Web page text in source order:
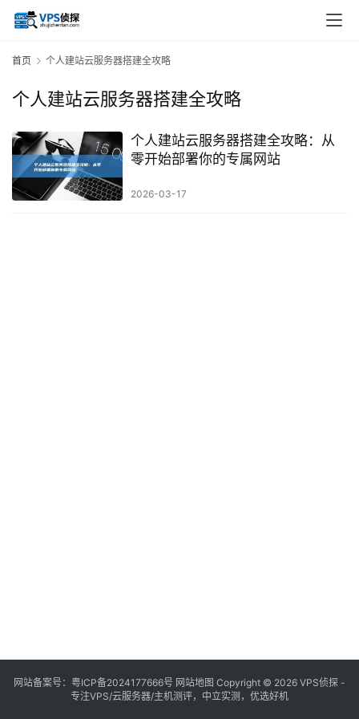
首页 个人建站云服务器搭建全攻略
个人建站云服务器搭建全攻略
个人建站云服务器搭建全攻略：从
零开始部署你的专属网站
2026-03-17
网站备案号： 粤ICP备2024177666号 网站地图 Copyright © 2026 VPS侦探 -
专注VPS/云服务器/主机测评，中立实测，优选好机